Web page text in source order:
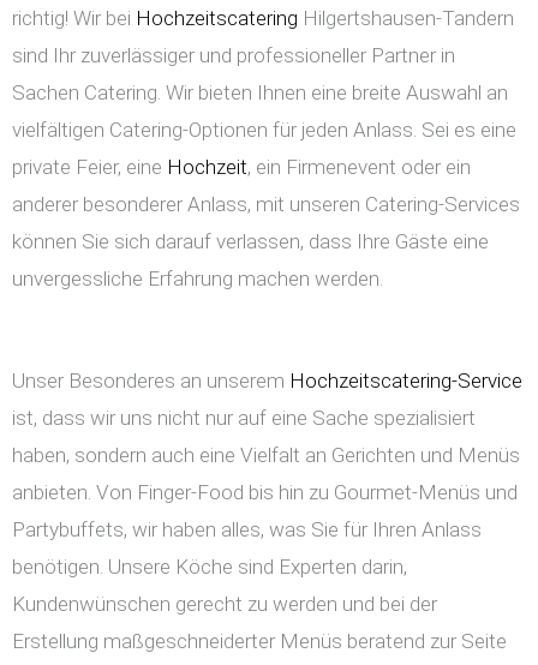
richtig! Wir bei Hochzeitscatering Hilgertshausen-Tandern
sind Ihr zuverlässiger und professioneller Partner in
Sachen Catering. Wir bieten Ihnen eine breite Auswahl an
vielfältigen Catering-Optionen für jeden Anlass. Sei es eine
private Feier, eine Hochzeit, ein Firmenevent oder ein
anderer besonderer Anlass, mit unseren Catering-Services
können Sie sich darauf verlassen, dass Ihre Gäste eine
unvergessliche Erfahrung machen werden.
Unser Besonderes an unserem Hochzeitscatering-Service
ist, dass wir uns nicht nur auf eine Sache spezialisiert
haben, sondern auch eine Vielfalt an Gerichten und Menüs
anbieten. Von Finger-Food bis hin zu Gourmet-Menüs und
Partybuffets, wir haben alles, was Sie für Ihren Anlass
benötigen. Unsere Köche sind Experten darin,
Kundenwünschen gerecht zu werden und bei der
Erstellung maßgeschneiderter Menüs beratend zur Seite